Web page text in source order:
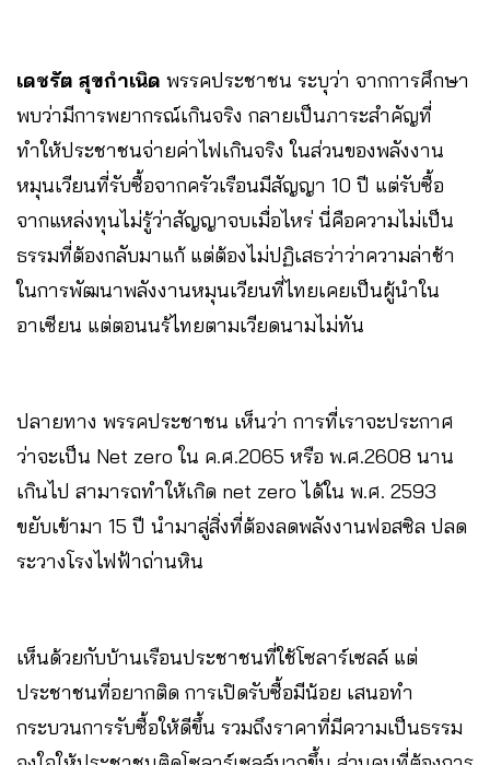
เดชรัต สุขกําเนิด พรรคประชาชน ระบุว่า จากการศึกษา
พบว่ามีการพยากรณ์เกินจริง กลายเป็นภาระสำคัญที่
ทำให้ประชาชนจ่ายค่าไฟเกินจริง ในส่วนของพลังงาน
หมุนเวียนที่รับซื้อจากครัวเรือนมีสัญญา 10 ปี แต่รับซื้อ
จากแหล่งทุนไม่รู้ว่าสัญญาจบเมื่อไหร่ นี่คือความไม่เป็น
ธรรมที่ต้องกลับมาแก้ แต่ต้องไม่ปฏิเสธว่าว่าความล่าช้า
ในการพัฒนาพลังงานหมุนเวียนที่ไทยเคยเป็นผู้นำใน
อาเซียน แต่ตอนนร้ไทยตามเวียดนามไม่ทัน
ปลายทาง พรรคประชาชน เห็นว่า การที่เราจะประกาศ
ว่าจะเป็น Net zero ใน ค.ศ.2065 หรือ พ.ศ.2608 นาน
เกินไป สามารถทำให้เกิด net zero ได้ใน พ.ศ. 2593
ขยับเข้ามา 15 ปี นำมาสู่สิ่งที่ต้องลดพลังงานฟอสซิล ปลด
ระวางโรงไฟฟ้าถ่านหิน
เห็นด้วยกับบ้านเรือนประชาชนที่ใช้โซลาร์เซลล์ แต่
ประชาชนที่อยากติด การเปิดรับซื้อมีน้อย เสนอทำ
กระบวนการรับซื้อให้ดีขึ้น รวมถึงราคาที่มีความเป็นธรรม